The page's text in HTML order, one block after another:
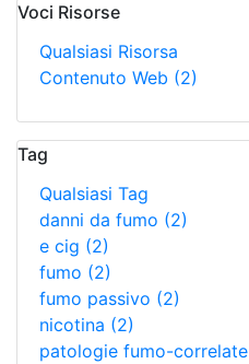
Voci Risorse
Qualsiasi Risorsa
Contenuto Web (2)
Tag
Qualsiasi Tag
danni da fumo (2)
e cig (2)
fumo (2)
fumo passivo (2)
nicotina (2)
patologie fumo-correlate